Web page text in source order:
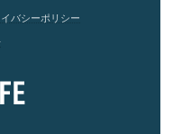
バシーポリシー